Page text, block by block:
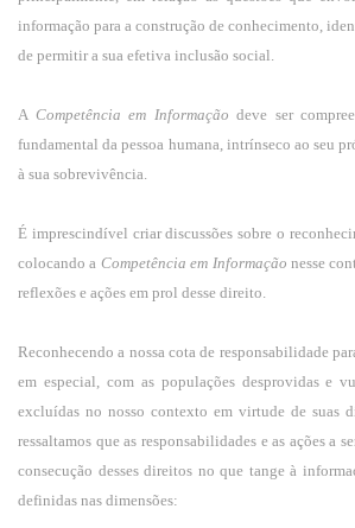
informação para a construção de conhecimento,
de permitir a sua efetiva inclusão social.
A Competência em Informação deve ser
fundamental da pessoa humana, intrínseco ao seu
à sua sobrevivência.
É imprescindível criar discussões sobre o
colocando a Competência em Informação nesse
reflexões e ações em prol desse direito.
Reconhecendo a nossa cota de responsabilidade
em especial, com as populações desprovidas e
excluídas no nosso contexto em virtude de suas
ressaltamos que as responsabilidades e as ações a
consecução desses direitos no que tange à
definidas nas dimensões: